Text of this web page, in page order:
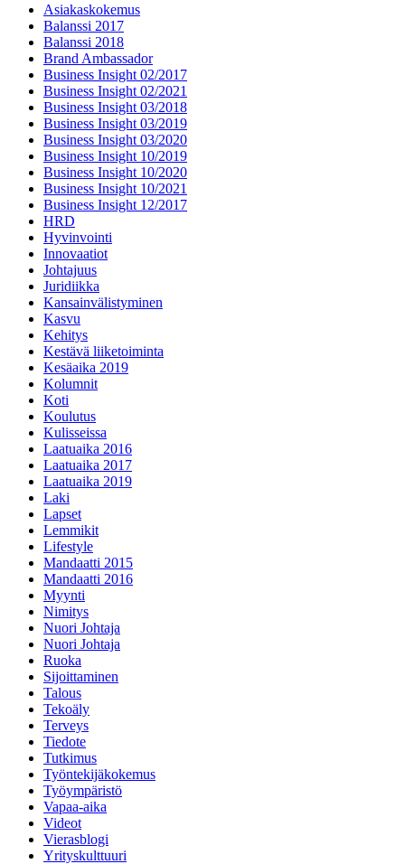
Asiakaskokemus
Balanssi 2017
Balanssi 2018
Brand Ambassador
Business Insight 02/2017
Business Insight 02/2021
Business Insight 03/2018
Business Insight 03/2019
Business Insight 03/2020
Business Insight 10/2019
Business Insight 10/2020
Business Insight 10/2021
Business Insight 12/2017
HRD
Hyvinvointi
Innovaatiot
Johtajuus
Juridiikka
Kansainvälistyminen
Kasvu
Kehitys
Kestävä liiketoiminta
Kesäaika 2019
Kolumnit
Koti
Koulutus
Kulisseissa
Laatuaika 2016
Laatuaika 2017
Laatuaika 2019
Laki
Lapset
Lemmikit
Lifestyle
Mandaatti 2015
Mandaatti 2016
Myynti
Nimitys
Nuori Johtaja
Nuori Johtaja
Ruoka
Sijoittaminen
Talous
Tekoäly
Terveys
Tiedote
Tutkimus
Työntekijäkokemus
Työympäristö
Vapaa-aika
Videot
Vierasblogi
Yrityskulttuuri